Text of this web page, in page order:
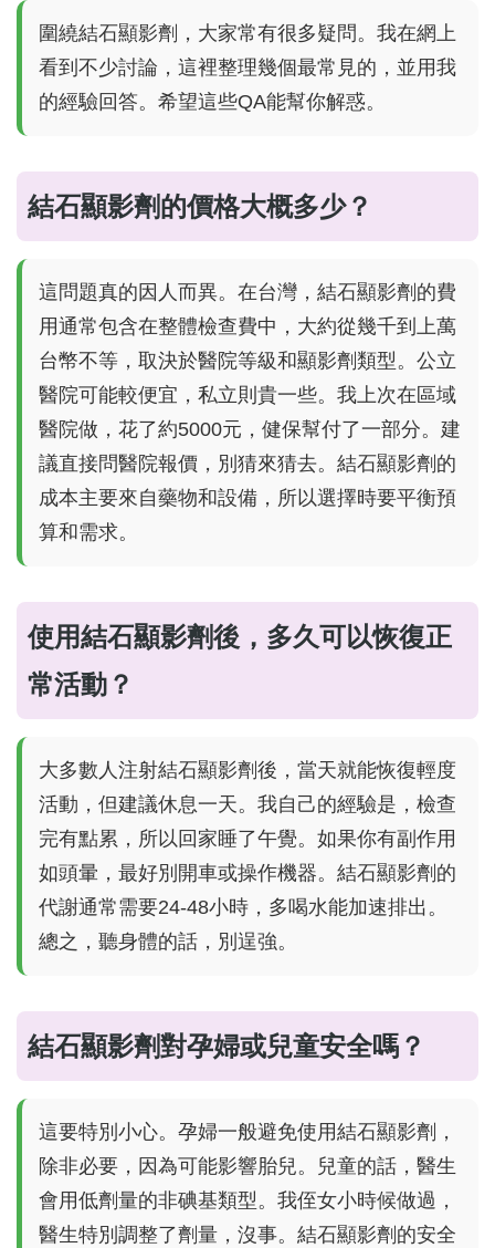
圍繞結石顯影劑，大家常有很多疑問。我在網上
看到不少討論，這裡整理幾個最常見的，並用我
的經驗回答。希望這些QA能幫你解惑。
結石顯影劑的價格大概多少？
這問題真的因人而異。在台灣，結石顯影劑的費
用通常包含在整體檢查費中，大約從幾千到上萬
台幣不等，取決於醫院等級和顯影劑類型。公立
醫院可能較便宜，私立則貴一些。我上次在區域
醫院做，花了約5000元，健保幫付了一部分。建
議直接問醫院報價，別猜來猜去。結石顯影劑的
成本主要來自藥物和設備，所以選擇時要平衡預
算和需求。
使用結石顯影劑後，多久可以恢復正
常活動？
大多數人注射結石顯影劑後，當天就能恢復輕度
活動，但建議休息一天。我自己的經驗是，檢查
完有點累，所以回家睡了午覺。如果你有副作用
如頭暈，最好別開車或操作機器。結石顯影劑的
代謝通常需要24-48小時，多喝水能加速排出。
總之，聽身體的話，別逞強。
結石顯影劑對孕婦或兒童安全嗎？
這要特別小心。孕婦一般避免使用結石顯影劑，
除非必要，因為可能影響胎兒。兒童的話，醫生
會用低劑量的非碘基類型。我侄女小時候做過，
醫生特別調整了劑量，沒事。結石顯影劑的安全